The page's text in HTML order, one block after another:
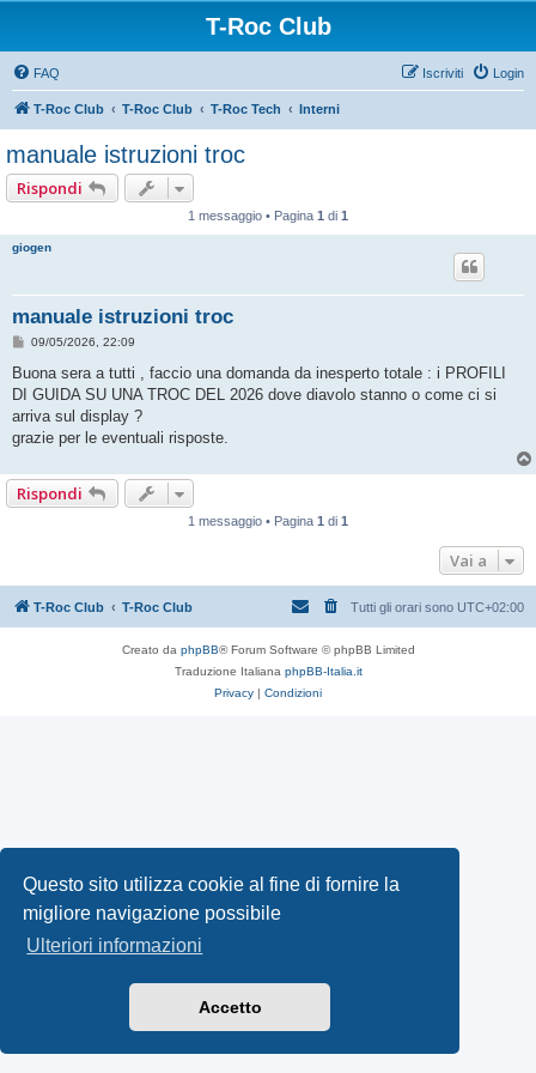
Questo sito utilizza cookie al fine di fornire la
migliore navigazione possibile
Ulteriori informazioni
Accetto
T-Roc Club
FAQ Login
Iscriviti
T-Roc Club T-Roc Club T-Roc Tech Interni
manuale istruzioni troc
Rispondi
1 messaggio • Pagina 1 di 1
giogen
manuale istruzioni troc
M
s
a
g
i
09/05/2026, 22:09
Buona sera a tutti , faccio una domanda da inesperto totale : i PROFILI
DI GUIDA SU UNA TROC DEL 2026 dove diavolo stanno o come ci si
arriva sul display ?
grazie per le eventuali risposte.
Rispondi
1 messaggio • Pagina 1 di 1
Vai a
T-Roc Club T-Roc Club Tutti gli orari sono UTC+02:00
Creato da phpBB® Forum Software © phpBB Limited
Traduzione Italiana phpBB-Italia.it
Privacy | Condizioni